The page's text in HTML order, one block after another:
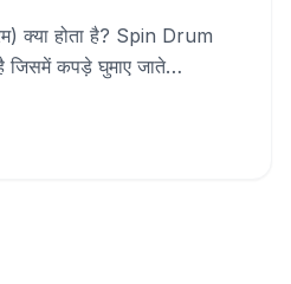
क्या होता है? Spin Drum
जिसमें कपड़े घुमाए जाते…